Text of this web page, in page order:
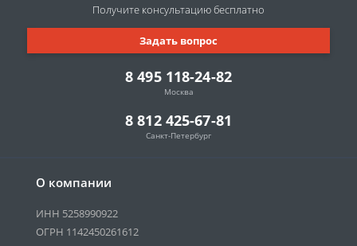
О компании
ИНН 5258990922
ОГРН 1142450261612
8 495 118-24-82
Москва
8 812 425-67-81
Санкт-Петербург
Задать вопрос
Получите консультациюбесплатно